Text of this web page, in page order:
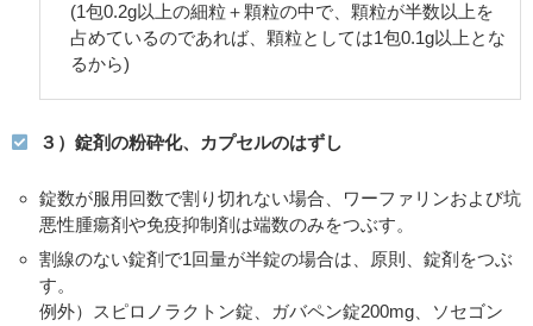
(1包0.2g以上の細粒＋顆粒の中で、顆粒が半数以上を
占めているのであれば、顆粒としては1包0.1g以上とな
るから)
３）錠剤の粉砕化、カプセルのはずし
錠数が服用回数で割り切れない場合、ワーファリンおよび坑
悪性腫瘍剤や免疫抑制剤は端数のみをつぶす。
割線のない錠剤で1回量が半錠の場合は、原則、錠剤をつぶ
す。
例外）スピロノラクトン錠、ガバペン錠200mg、ソセゴン